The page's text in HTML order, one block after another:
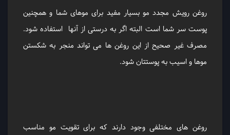
روغن رویش مجدد مو بسیار مفید برای موهای شما و همچنین
پوست سر شما است البته اگر به درستی از آنها استفاده شود.
مصرف غیر صحیح از این روغن ها می تواند منجر به شکستن
موها و اسیب به پوستتان شود.
روغن های مختلفی وجود دارند که برای تقویت مو مناسب